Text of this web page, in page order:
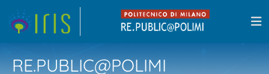
RE.PUBLIC@POLIMI